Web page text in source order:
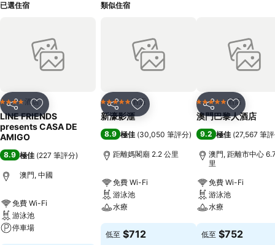
已選住宿
分享 放到收藏夾
4 星級 酒店
LINE FRIENDS
presents CASA DE
AMIGO
8.9 極佳 (227 筆評分)
澳門, 中國
免費 Wi-Fi
游泳池
停車場
類似住宿
分享 放到收藏夾
5 星級 酒店
新濠影滙
8.9 極佳 (30,050 筆評分)
距離媽閣廟 2.2 公里
免費 Wi-Fi
游泳池
水療
查看價格
低至 $712
分享 放到收藏
5 星級 酒店
澳門巴黎人酒店
9.2 極佳 (27,567 筆
澳門, 距離市中心
里
免費 Wi-Fi
游泳池
水療
查看價格
低至 $752